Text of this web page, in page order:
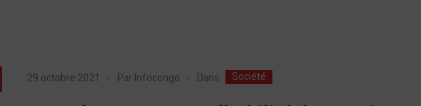
29 octobre 2021 Par Infocongo Dans Société